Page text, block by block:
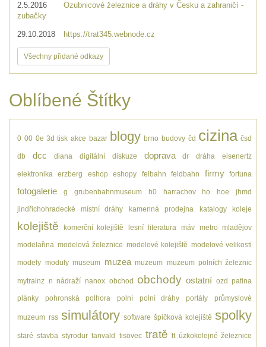
2.5.2016
Ozubnicové železnice a dráhy v Česku a zahraničí -
zubačky
29.10.2018 https://trat345.webnode.cz
Všechny přidané odkazy
Oblíbené Štítky
0 00 0e 3d tisk akce bazar blogy brno budovy čd cizina čsd
db dcc diana digitální diskuze doprava dr dráha eisenertz
elektronika erzberg eshop eshopy felbahn feldbahn firmy fortuna
fotogalerie g grubenbahnmuseum h0 harrachov ho hoe jhmd
jindřichohradecké místní dráhy kamenná prodejna katalogy koleje
kolejiště komerční kolejiště lesní literatura máv metro mladějov
modelařina modelová železnice modelové kolejiště modelové velikosti
modely moduly museum muzea muzeum muzeum polních železnic
mytrainz n nádraží nanox obchod obchody ostatní ozd patina
plánky pohronská polhora polní polní dráhy portály průmyslové
muzeum rss simulátory software špičková kolejiště spolky
staré stavba styrodur tanvald tisovec tratě tt úzkokolejné železnice